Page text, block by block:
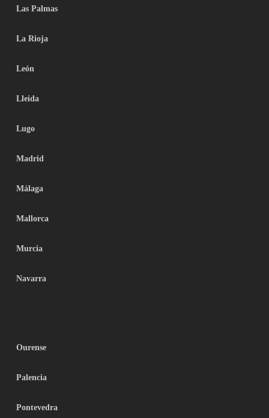
Las Palmas
La Rioja
León
Lleida
Lugo
Madrid
Málaga
Mallorca
Murcia
Navarra
Ourense
Palencia
Pontevedra